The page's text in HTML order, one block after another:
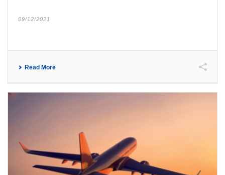
09/12/2021
Read More